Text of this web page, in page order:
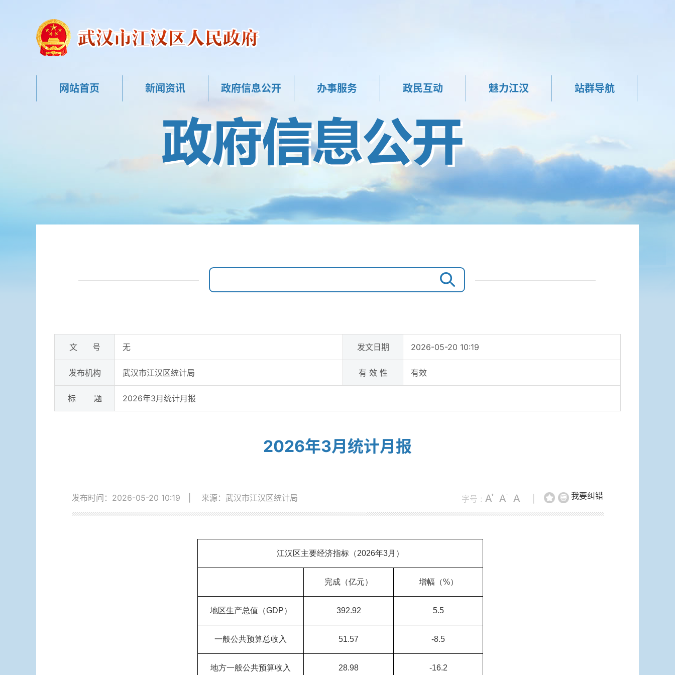
网站首页 新闻资讯 政府信息公开 办事服务 政民互动 魅力江汉 站群导航
文 号 无 发文日期 2026-05-20 10:19
发布机构 武汉市江汉区统计局 有 效 性 有效
标 题 2026年3月统计月报
2026年3月统计月报
我要纠错
字号 :
发布时间：2026-05-20 10:19 来源：武汉市江汉区统计局
江汉区主要经济指标（2026年3月）
完成（亿元） 增幅（%）
地区生产总值（GDP） 392.92 5.5
一般公共预算总收入 51.57 -8.5
地方一般公共预算收入 28.98 -16.2